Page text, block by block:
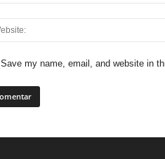
Save my name, email, and website in